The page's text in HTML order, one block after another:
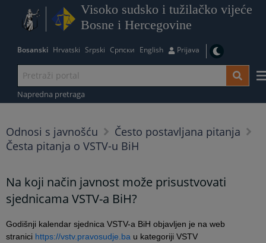
Visoko sudsko i tužilačko vijeće
Bosne i Hercegovine
Bosanski Hrvatski Srpski Српски English Prijava
Napredna pretraga
Odnosi s javnošću
Često postavljana pitanja
Česta pitanja o VSTV-u BiH
Na koji način javnost može prisustvovati
sjednicama VSTV-a BiH?
Godišnji kalendar sjednica VSTV-a BiH objavljen je na web
stranici https://vstv.pravosudje.ba u kategoriji VSTV